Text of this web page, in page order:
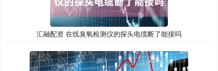
汇融配资 在线臭氧检测仪的探头电缆断了能接吗